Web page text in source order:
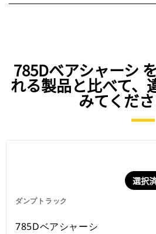
785Dベアシャーシ
れる製品と比べて、
みてくださ
ダンプトラック
選択
785Dベアシャーシ